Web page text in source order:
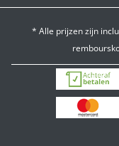
* Alle prijzen zijn